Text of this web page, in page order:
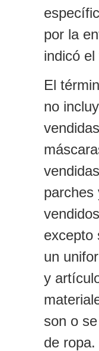
por la
indicó el
El
no
parches
excepto
un
y
son o
de ropa.